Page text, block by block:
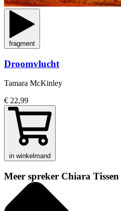
fragment
Droomvlucht
Tamara McKinley
€ 22,99
in winkelmand
Meer spreker Chiara Tissen